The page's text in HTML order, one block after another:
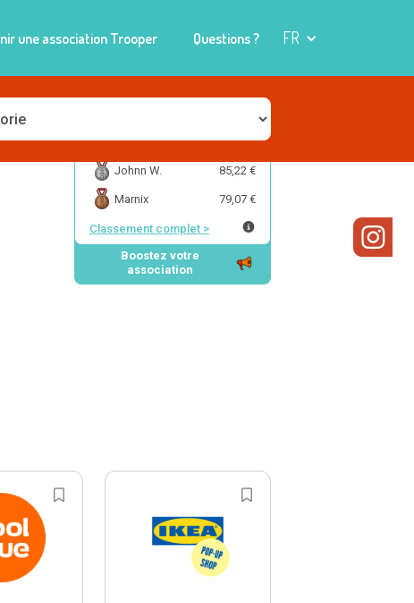
une association Trooper Questions ? FR
Willy W. 1 846,68 €
Johnn W. 85,22 €
Marnix 79,07 €
Classement complet >
Boostez votre
association